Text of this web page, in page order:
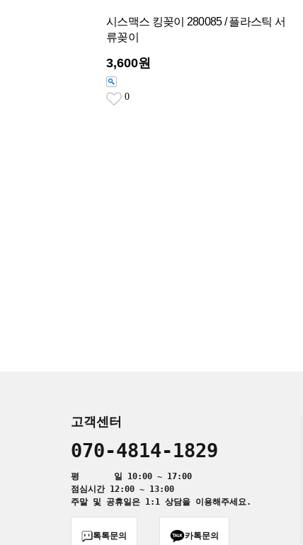
시스맥스 킹꽂이 280085 / 플라스틱 서
류꽂이
3,600원
0
고객센터
070-4814-1829
평 일 10:00 ~ 17:00
점심시간 12:00 ~ 13:00
주말 및 공휴일은 1:1 상담을 이용해주세요.
톡톡문의 카톡문의